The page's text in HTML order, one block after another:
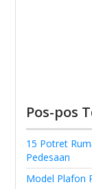
Pos-pos
15 Potret
Pedesaan
Model Plafon